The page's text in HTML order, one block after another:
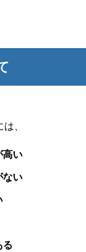
、
高い
ない
る